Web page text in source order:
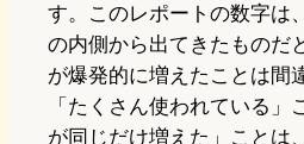
す。このレポートの数字は
の内側から出てきたものだ
が爆発的に増えたことは間
「たくさん使われている」
が同じだけ増えた」ことは